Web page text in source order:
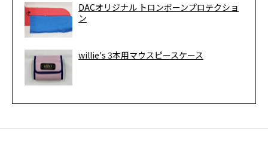
DACオリジナル トロンボーンプロテクショ
ン
willie's 3本用マウスピースケース